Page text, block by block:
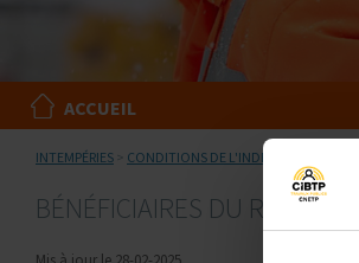
ACCUEIL
INTEMPÉRIES CONDITIONS DE L'INDEMNISATION
BÉNÉFICIAIRES DU RÉGIME